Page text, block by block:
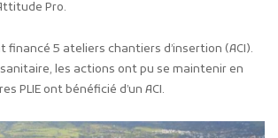
Pro.
financé 5 ateliers chantiers d’insertion (ACI).
les actions ont pu se maintenir en
PLIE ont bénéficié d’un ACI.